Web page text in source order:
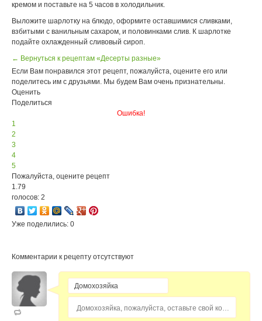
кремом и поставьте на 5 часов в холодильник.
Выложите шарлотку на блюдо, оформите оставшимися сливками,
взбитыми с ванильным сахаром, и половинками слив. К шарлотке
подайте охлажденный сливовый сироп.
← Вернуться к рецептам «Десерты разные»
Если Вам понравился этот рецепт, пожалуйста, оцените его или
поделитесь им с друзьями. Мы будем Вам очень признательны.
Оценить
Поделиться
Ошибка!
1
2
3
4
5
Пожалуйста, оцените рецепт
1.79
голосов: 2
Уже поделились: 0
Комментарии к рецепту отсутствуют
Домохозяйка, пожалуйста, оставьте свой комментарий...